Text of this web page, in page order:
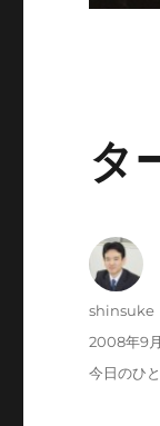
タ
投
shinsuke
投
稿
2008年9
カ
今日のひ